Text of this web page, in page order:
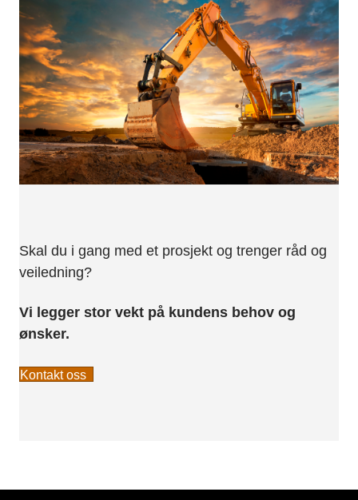
Skal du i gang med et prosjekt og trenger råd og
veiledning?
Vi legger stor vekt på kundens behov og
ønsker.
Kontakt oss